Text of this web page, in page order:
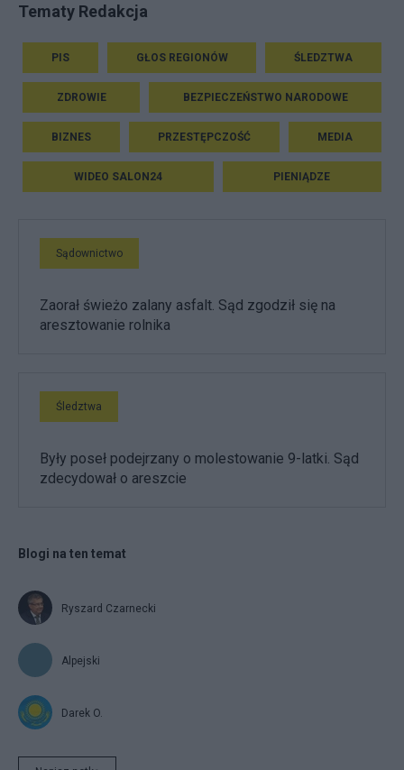
Tematy Redakcja
PIS GŁOS REGIONÓW ŚLEDZTWA
ZDROWIE BEZPIECZEŃSTWO NARODOWE
BIZNES PRZESTĘPCZOŚĆ MEDIA
WIDEO SALON24 PIENIĄDZE
Sądownictwo
Zaorał świeżo zalany asfalt. Sąd zgodził się na
aresztowanie rolnika
Śledztwa
Były poseł podejrzany o molestowanie 9-latki. Sąd
zdecydował o areszcie
Blogi na ten temat
Ryszard Czarnecki
Alpejski
Darek O.